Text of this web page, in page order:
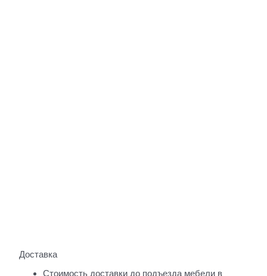
Доставка
Стоимость доставки до подъезда мебели в